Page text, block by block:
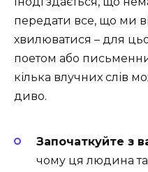
передати все, що ми
хвилюватися – для
поетом або
кілька влучних слів
диво.
Започаткуйте з
чому ця людина